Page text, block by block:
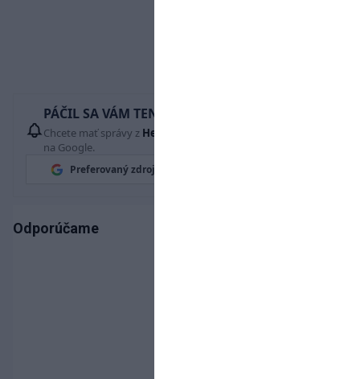
PÁČIL SA VÁM TENTO ČLÁNOK?
Chcete mať správy z Hetrik.sk
na Google.
Preferovaný zdroj
Odporúčame